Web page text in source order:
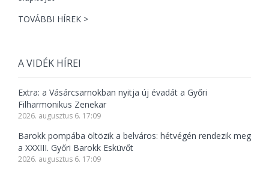
TOVÁBBI HÍREK >
A VIDÉK HÍREI
Extra: a Vásárcsarnokban nyitja új évadát a Győri
Filharmonikus Zenekar
2026. augusztus 6. 17:09
Barokk pompába öltözik a belváros: hétvégén rendezik meg
a XXXIII. Győri Barokk Esküvőt
2026. augusztus 6. 17:09